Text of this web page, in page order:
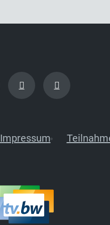
Impressum